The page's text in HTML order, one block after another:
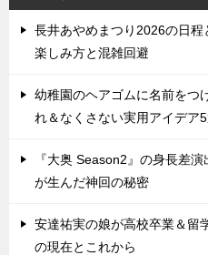
長井あやめまつり2026の日
楽しみ方と混雑回避
幼稚園のヘアゴムに名前をつ
れ＆なくさない実用アイデア
『大奥 Season2』の身長差
が生んだ神回の秘密
安達祐実の娘が高校卒業＆留
の現在とこれから